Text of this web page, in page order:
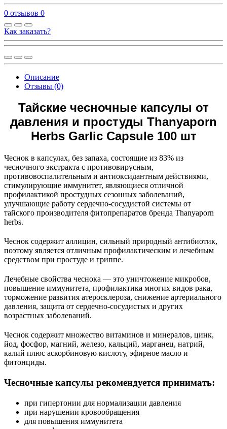
0 отзывов 0
Как заказать?
Описание
Отзывы (0)
Тайские чесночные капсулы от
давления и простуды Thanyaporn
Herbs Garlic Capsule 100 шт
Чеснок в капсулах, без запаха, состоящие из 83% из
чесночного экстракта с противовирусным,
противовоспалительным и антиоксидантным действиями,
стимулирующие иммунитет, являющиеся отличной
профилактикой простудных сезонных заболеваний,
улучшающие работу сердечно-сосудистой системы от
тайского производителя фитопрепаратов бренда Thanyaporn
herbs.
Чеснок содержит аллицин, сильный природный антибиотик,
поэтому является отличным профилактическим и лечебным
средством при простуде и гриппе.
Лечебные свойства чеснока — это уничтожение микробов,
повышение иммунитета, профилактика многих видов рака,
торможение развития атеросклероза, снижение артериального
давления, защита от сердечно-сосудистых и других
возрастных заболеваний.
Чеснок содержит множество витаминов и минералов, цинк,
йод, фосфор, магний, железо, кальций, марганец, натрий,
калий плюс аскорбиновую кислоту, эфирное масло и
фитонциды.
Чесночные капсулы рекомендуется принимать:
при гипертонии для нормализации давления
при нарушении кровoобращения
для повышения иммунитета